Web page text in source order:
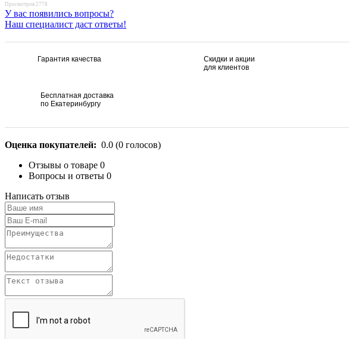
Просмотров 2778
У вас появились вопросы?
Наш специалист даст ответы!
Гарантия качества
Скидки и акции
для клиентов
Бесплатная доставка
по Екатеринбургу
Оценка покупателей: 0.0 (0 голосов)
Отзывы о товаре 0
Вопросы и ответы 0
Написать отзыв